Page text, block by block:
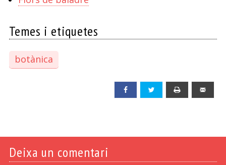
Temes i etiquetes
botànica
Facebook Twitter
Deixa un comentari